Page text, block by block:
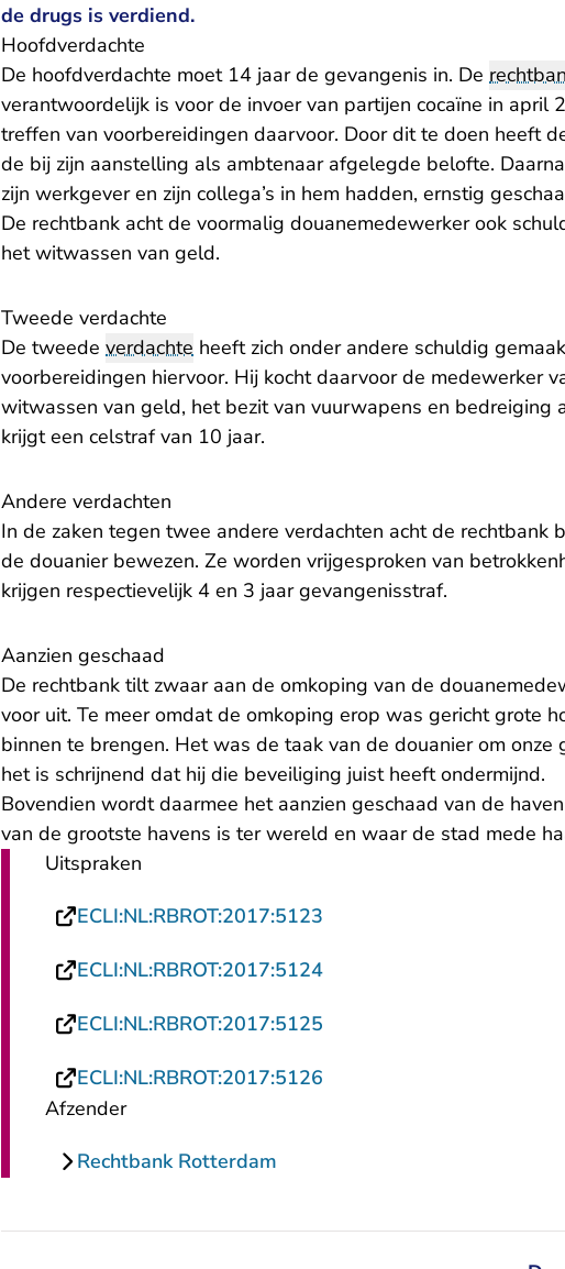
de drugs is verdiend.
Hoofdverdachte
De hoofdverdachte moet 14 jaar de gevangenis in. De
verantwoordelijk is voor de invoer van partijen cocaïne in april
treffen van voorbereidingen daarvoor. Door dit te doen heeft
de bij zijn aanstelling als ambtenaar afgelegde belofte.
zijn werkgever en zijn collega’s in hem hadden, ernstig
De rechtbank acht de voormalig douanemedewerker ook
het witwassen van geld.
Tweede verdachte
De tweede verdachte heeft zich onder andere schuldig
voorbereidingen hiervoor. Hij kocht daarvoor de medewerker
witwassen van geld, het bezit van vuurwapens en bedreiging
krijgt een celstraf van 10 jaar.
Andere verdachten
In de zaken tegen twee andere verdachten acht de rechtbank
de douanier bewezen. Ze worden vrijgesproken van
krijgen respectievelijk 4 en 3 jaar gevangenisstraf.
Aanzien geschaad
De rechtbank tilt zwaar aan de omkoping van de
voor uit. Te meer omdat de omkoping erop was gericht grote
binnen te brengen. Het was de taak van de douanier om
het is schrijnend dat hij die beveiliging juist heeft ondermijnd.
Bovendien wordt daarmee het aanzien geschaad van de
van de grootste havens is ter wereld en waar de stad mede
Uitspraken
ECLI:NL:RBROT:2017:5123
ECLI:NL:RBROT:2017:5124- U verlaat Rechtspraak.nl
ECLI:NL:RBROT:2017:5125
ECLI:NL:RBROT:2017:5126
Afzender
Rechtbank Rotterdam